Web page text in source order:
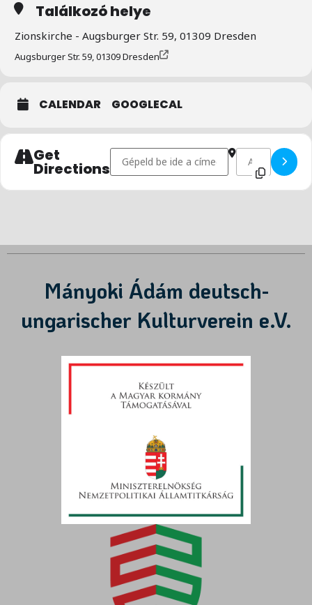
Találkozó helye
Zionskirche - Augsburger Str. 59, 01309 Dresden
Augsburger Str. 59, 01309 Dresden
CALENDAR GOOGLECAL
Get
Directions
Address - Cserkész­találkozó []Destination
Mányoki Ádám deutsch-
ungarischer Kulturverein e.V.